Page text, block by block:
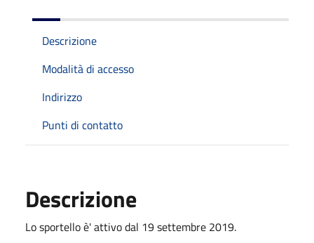
Descrizione
Modalità di accesso
Indirizzo
Punti di contatto
Descrizione
Lo sportello è' attivo dal 19 settembre 2019.